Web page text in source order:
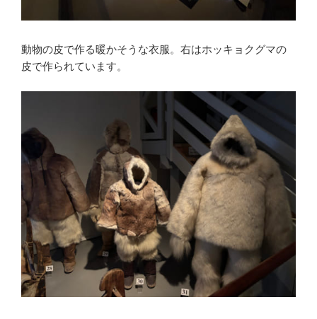
動物の皮で作る暖かそうな衣服。右はホッキョクグマの
皮で作られています。